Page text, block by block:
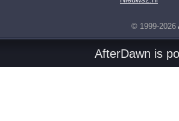
© 1999-2026
AfterDawn is